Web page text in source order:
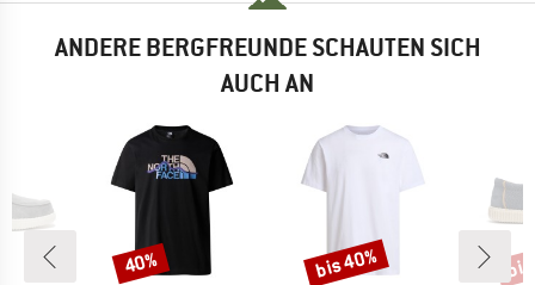
ANDERE BERGFREUNDE SCHAUTEN SICH
AUCH AN
Rabatt
40% Rabatt
bis 40%